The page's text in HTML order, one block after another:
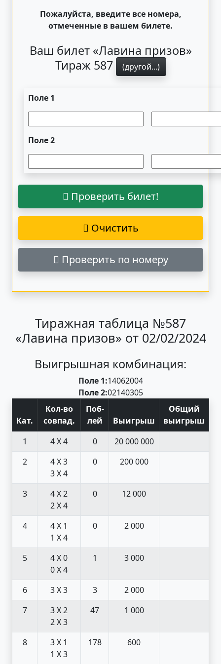
Пожалуйста, введите все номера,
отмеченные в вашем билете.
Ваш билет «Лавина призов»
Тираж 587
(другой...)
Поле 1
Поле 2
Проверить билет!
Очистить
Проверить по номеру
Тиражная таблица №587
«Лавина призов» от 02/02/2024
Выигрышная комбинация:
Поле 1:14062004
Поле 2:02140305
Кат.
Кол-во
совпад.
Поб-
лей
Выигрыш
Общий
выигрыш
1
4 X 4 0
20 000 000
2
4 X 3
3 X 4
0 200 000
3
4 X 2
2 X 4
0 12 000
4
4 X 1
1 X 4
0 2 000
5
4 X 0
0 X 4
1 3 000
6 3 X 3 3
2 000
7
3 X 2
2 X 3
47 1 000
8
3 X 1
1 X 3
178 600